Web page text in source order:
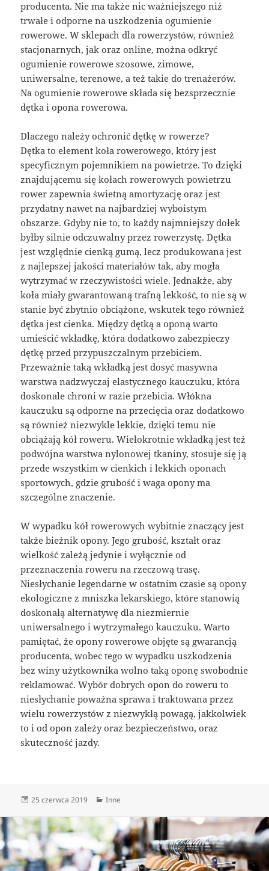
producenta. Nie ma także nic ważniejszego niż
trwałe i odporne na uszkodzenia ogumienie
rowerowe. W sklepach dla rowerzystów, również
stacjonarnych, jak oraz online, można odkryć
ogumienie rowerowe szosowe, zimowe,
uniwersalne, terenowe, a też takie do trenażerów.
Na ogumienie rowerowe składa się bezsprzecznie
dętka i opona rowerowa.
Dlaczego należy ochronić dętkę w rowerze?
Dętka to element koła rowerowego, który jest
specyficznym pojemnikiem na powietrze. To dzięki
znajdującemu się kołach rowerowych powietrzu
rower zapewnia świetną amortyzację oraz jest
przydatny nawet na najbardziej wyboistym
obszarze. Gdyby nie to, to każdy najmniejszy dołek
byłby silnie odczuwalny przez rowerzystę. Dętka
jest względnie cienką gumą, lecz produkowana jest
z najlepszej jakości materiałów tak, aby mogła
wytrzymać w rzeczywistości wiele. Jednakże, aby
koła miały gwarantowaną trafną lekkość, to nie są w
stanie być zbytnio obciążone, wskutek tego również
dętka jest cienka. Między dętką a oponą warto
umieścić wkładkę, która dodatkowo zabezpieczy
dętkę przed przypuszczalnym przebiciem.
Przeważnie taką wkładką jest dosyć masywna
warstwa nadzwyczaj elastycznego kauczuku, która
doskonale chroni w razie przebicia. Włókna
kauczuku są odporne na przecięcia oraz dodatkowo
są również niezwykle lekkie, dzięki temu nie
obciążają kół roweru. Wielokrotnie wkładką jest też
podwójna warstwa nylonowej tkaniny, stosuje się ją
przede wszystkim w cienkich i lekkich oponach
sportowych, gdzie grubość i waga opony ma
szczególne znaczenie.
W wypadku kół rowerowych wybitnie znaczący jest
także bieżnik opony. Jego grubość, kształt oraz
wielkość zależą jedynie i wyłącznie od
przeznaczenia roweru na rzeczową trasę.
Niesłychanie legendarne w ostatnim czasie są opony
ekologiczne z mniszka lekarskiego, które stanowią
doskonałą alternatywę dla niezmiernie
uniwersalnego i wytrzymałego kauczuku. Warto
pamiętać, że opony rowerowe objęte są gwarancją
producenta, wobec tego w wypadku uszkodzenia
bez winy użytkownika wolno taką oponę swobodnie
reklamować. Wybór dobrych opon do roweru to
niesłychanie poważna sprawa i traktowana przez
wielu rowerzystów z niezwykłą powagą, jakkolwiek
to i od opon zależy oraz bezpieczeństwo, oraz
skuteczność jazdy.
Data
25 czerwca 2019 Kategorie
Inne